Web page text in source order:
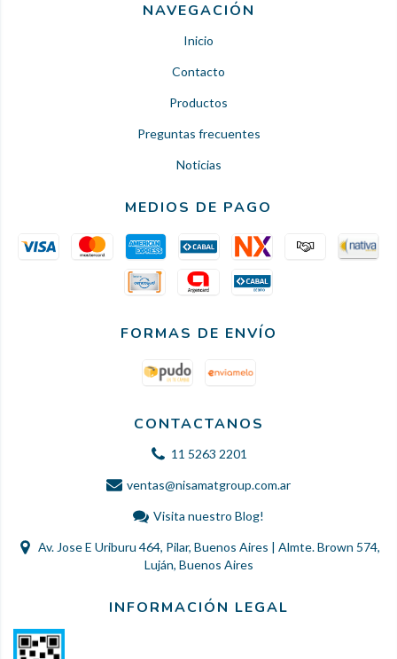
NAVEGACIÓN
Inicio
Contacto
Productos
Preguntas frecuentes
Noticias
MEDIOS DE PAGO
FORMAS DE ENVÍO
CONTACTANOS
11 5263 2201
ventas@nisamatgroup.com.ar
Visita nuestro Blog!
Av. Jose E Uriburu 464, Pilar, Buenos Aires | Almte. Brown 574,
Luján, Buenos Aires
INFORMACIÓN LEGAL